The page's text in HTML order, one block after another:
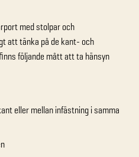
med stolpar och
att tänka på de kant- och
följande mått att ta hänsyn
eller mellan infästning i samma